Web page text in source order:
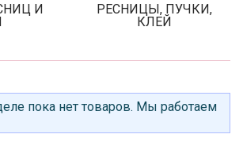
И
РЕСНИЦЫ, ПУЧКИ,
КЛЕЙ
пока нет товаров. Мы работаем